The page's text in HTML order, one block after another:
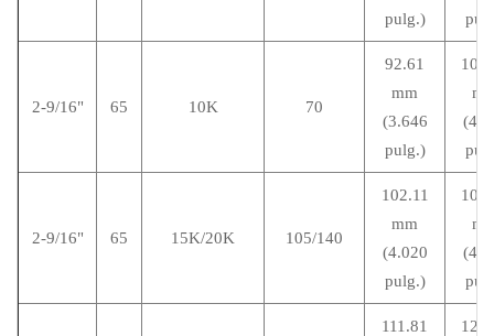
pulg.)
2-9/16" 65 10K 70
92.61
mm
(3.646
pulg.)
2-9/16" 65 15K/20K 105/140
102.11
mm
(4.020
pulg.)
111.81